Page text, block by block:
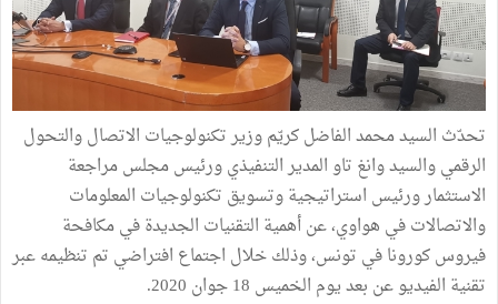
تحدّث السيد محمد الفاضل كريّم وزير تكنولوجيات الاتصال والتحول
الرقمي والسيد وانغ تاو المدير التنفيذي ورئيس مجلس مراجعة
الاستثمار ورئيس استراتيجية وتسويق تكنولوجيات المعلومات
والاتصالات في هواوي، عن أهمية التقنيات الجديدة في مكافحة
فيروس كورونا في تونس، وذلك خلال اجتماع افتراضي تم تنظيمه عبر
تقنية الفيديو عن بعد يوم الخميس 18 جوان 2020.